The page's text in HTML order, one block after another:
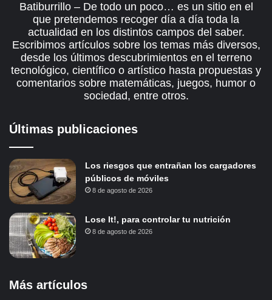
Batiburrillo – De todo un poco… es un sitio en el
que pretendemos recoger día a día toda la
actualidad en los distintos campos del saber.
Escribimos artículos sobre los temas más diversos,
desde los últimos descubrimientos en el terreno
tecnológico, científico o artístico hasta propuestas y
comentarios sobre matemáticas, juegos, humor o
sociedad, entre otros.
Últimas publicaciones
Los riesgos que entrañan los cargadores
públicos de móviles
8 de agosto de 2026
Lose It!, para controlar tu nutrición
8 de agosto de 2026
Más artículos